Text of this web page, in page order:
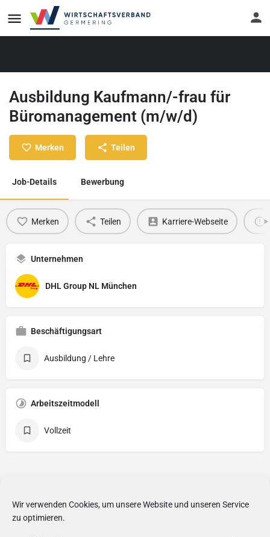
Wir verwenden Cookies, um unsere Website und unseren Service
zu optimieren.
Ausbildung Kaufmann/-frau für
Büromanagement (m/w/d)
Merken Teilen
Job-Details Bewerbung
Merken Teilen Karriere-Webseite
Unternehmen
DHL Group NL München
Beschäftigungsart
Ausbildung / Lehre
Arbeitszeitmodell
Vollzeit